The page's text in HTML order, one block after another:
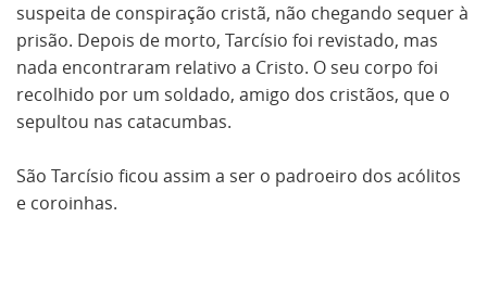
suspeita de conspiração cristã, não chegando sequer à
prisão. Depois de morto, Tarcísio foi revistado, mas
nada encontraram relativo a Cristo. O seu corpo foi
recolhido por um soldado, amigo dos cristãos, que o
sepultou nas catacumbas.
São Tarcísio ficou assim a ser o padroeiro dos acólitos
e coroinhas.